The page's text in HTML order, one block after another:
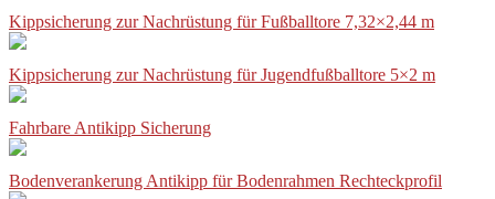
Kippsicherung zur Nachrüstung für Fußballtore 7,32×2,44 m
Kippsicherung zur Nachrüstung für Jugendfußballtore 5×2 m
Fahrbare Antikipp Sicherung
Bodenverankerung Antikipp für Bodenrahmen Rechteckprofil